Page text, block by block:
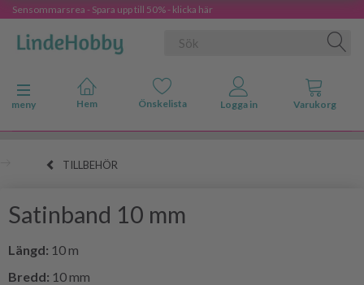
Sensommarsrea - Spara upp till 50% - klicka här
Ändra navigering
meny
TILLBEHÖR
Satinband 10 mm
Längd: 10 m
Bredd: 10 mm